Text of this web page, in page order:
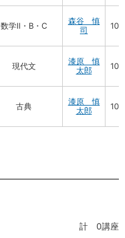
数学Ⅱ・B・C
森谷 慎
司
現代文
漆原 慎
太郎
古典
漆原 慎
太郎
計 0講座